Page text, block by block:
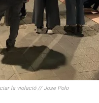
la violació // Jose Polo